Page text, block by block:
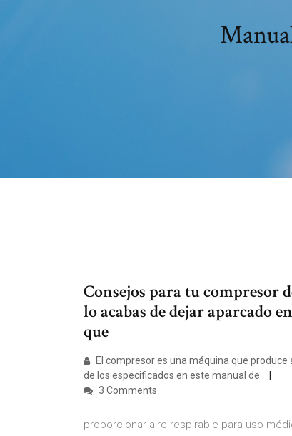
Consejos para tu compresor
lo acabas de dejar aparcado
que
El compresor es una máquina que
de los especificados en este manual de
3 Comments
proporcionar aire respirable para uso